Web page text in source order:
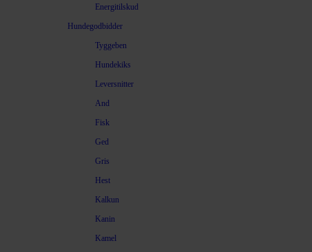
Energitilskud
Hundegodbidder
Tyggeben
Hundekiks
Leversnitter
And
Fisk
Ged
Gris
Hest
Kalkun
Kanin
Kamel